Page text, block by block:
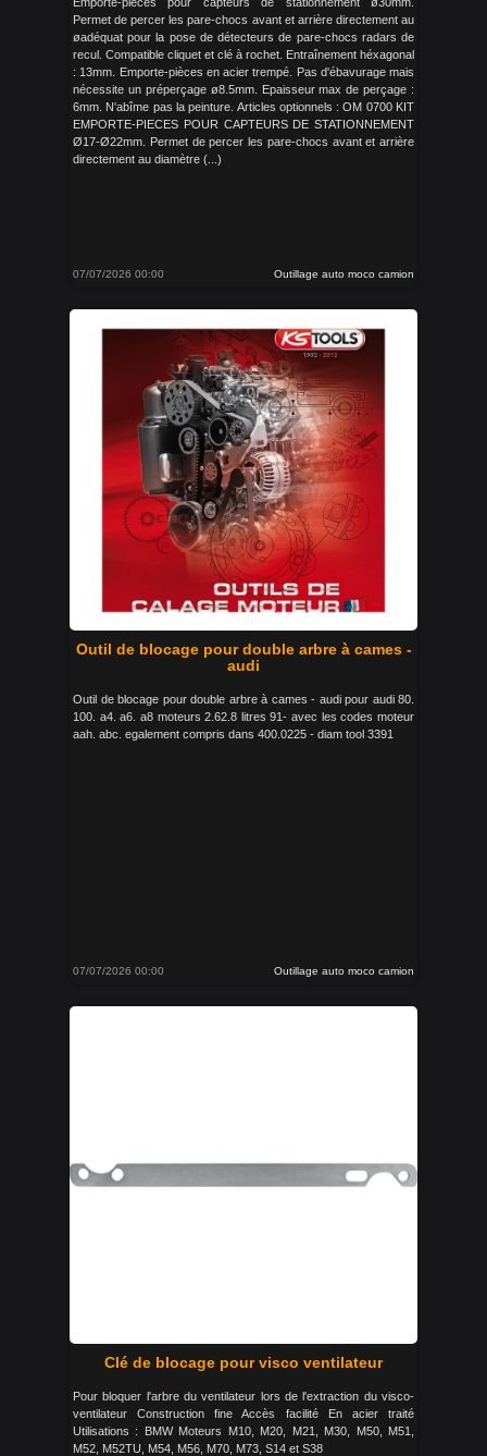
Permet de percer les pare-chocs avant et arrière directement au
øadéquat pour la pose de détecteurs de pare-chocs radars de
recul. Compatible cliquet et clé à rochet. Entraînement héxagonal
: 13mm. Emporte-pièces en acier trempé. Pas d'ébavurage mais
nécessite un préperçage ø8.5mm. Epaisseur max de perçage :
6mm. N'abîme pas la peinture. Articles optionnels : OM 0700 KIT
EMPORTE-PIECES POUR CAPTEURS DE STATIONNEMENT
Ø17-Ø22mm. Permet de percer les pare-chocs avant et arrière
directement au diamètre (...)
07/07/2026 00:00 Outillage auto moco camion
Outil de blocage pour double arbre à cames -
audi
Outil de blocage pour double arbre à cames - audi pour audi 80.
100. a4. a6. a8 moteurs 2.62.8 litres 91- avec les codes moteur
aah. abc. egalement compris dans 400.0225 - diam tool 3391
07/07/2026 00:00 Outillage auto moco camion
Clé de blocage pour visco ventilateur
Pour bloquer l'arbre du ventilateur lors de l'extraction du visco-
ventilateur Construction fine Accès facilité En acier traité
Utilisations : BMW Moteurs M10, M20, M21, M30, M50, M51,
M52, M52TU, M54, M56, M70, M73, S14 et S38